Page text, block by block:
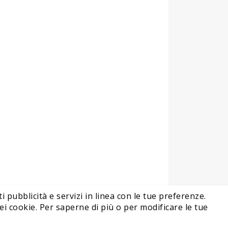
e servizi in linea con le tue preferenze.
cookie. Per saperne di più o per modificare le tue